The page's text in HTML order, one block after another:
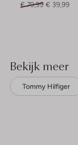
€ 79,99 € 39,99
Bekijk meer
Tommy Hilfiger